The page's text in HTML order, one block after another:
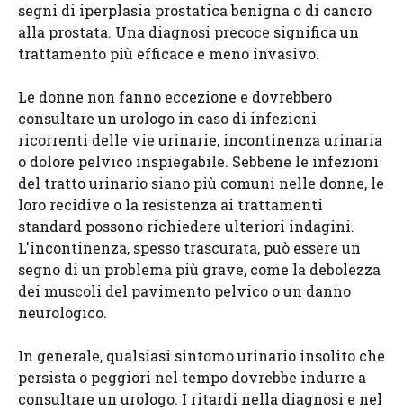
segni di iperplasia prostatica benigna o di cancro
alla prostata. Una diagnosi precoce significa un
trattamento più efficace e meno invasivo.
Le donne non fanno eccezione e dovrebbero
consultare un urologo in caso di infezioni
ricorrenti delle vie urinarie, incontinenza urinaria
o dolore pelvico inspiegabile. Sebbene le infezioni
del tratto urinario siano più comuni nelle donne, le
loro recidive o la resistenza ai trattamenti
standard possono richiedere ulteriori indagini.
L'incontinenza, spesso trascurata, può essere un
segno di un problema più grave, come la debolezza
dei muscoli del pavimento pelvico o un danno
neurologico.
In generale, qualsiasi sintomo urinario insolito che
persista o peggiori nel tempo dovrebbe indurre a
consultare un urologo. I ritardi nella diagnosi e nel